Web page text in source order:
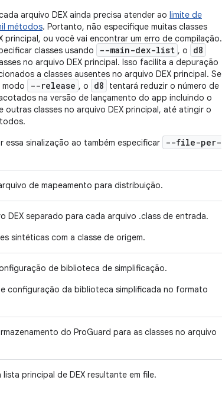
arquivo DEX ainda precisa atender ao limite de
métodos. Portanto, não especifique muitas classes
principal, ou você vai encontrar um erro de compilação.
classes usando
--main-dex-list , o d8
no arquivo DEX principal. Isso facilita a depuração
a classes ausentes no arquivo DEX principal. Se
--release , o d8
tentará reduzir o número de
na versão de lançamento do app incluindo o
outras classes no arquivo DEX principal, até atingir o
essa sinalização ao também especificar
--file-per-
de mapeamento para distribuição.
DEX separado para cada arquivo .class de entrada.
sintéticas com a classe de origem.
de biblioteca de simplificação.
configuração da biblioteca simplificada no formato
do ProGuard para as classes no arquivo
lista principal de DEX resultante em file.